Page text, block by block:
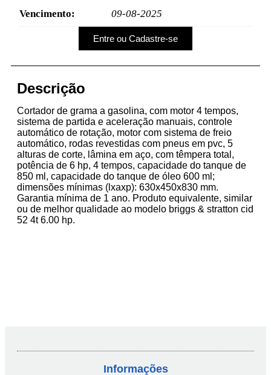
Vencimento: 09-08-2025
Entre ou Cadastre-se
Descrição
Cortador de grama a gasolina, com motor 4 tempos,
sistema de partida e aceleração manuais, controle
automático de rotação, motor com sistema de freio
automático, rodas revestidas com pneus em pvc, 5
alturas de corte, lâmina em aço, com têmpera total,
potência de 6 hp, 4 tempos, capacidade do tanque de
850 ml, capacidade do tanque de óleo 600 ml;
dimensões mínimas (lxaxp): 630x450x830 mm.
Garantia mínima de 1 ano. Produto equivalente, similar
ou de melhor qualidade ao modelo briggs & stratton cid
52 4t 6.00 hp.
Informações